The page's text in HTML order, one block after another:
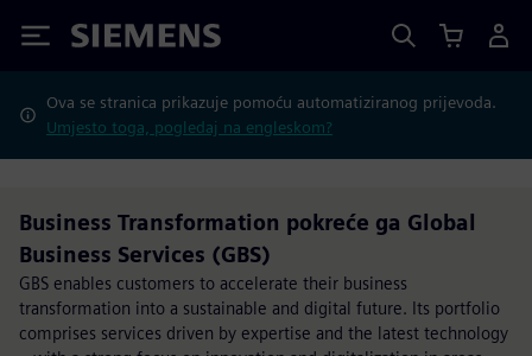
Siemens
Ova se stranica prikazuje pomoću automatiziranog prijevoda.
Umjesto toga, pogledaj na engleskom?
Business Transformation pokreće ga Global
Business Services (GBS)
GBS enables customers to accelerate their business
transformation into a sustainable and digital future. Its portfolio
comprises services driven by expertise and the latest technology